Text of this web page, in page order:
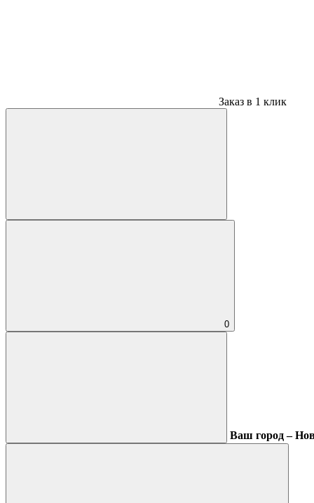
Заказ в 1 клик
0
Ваш город –